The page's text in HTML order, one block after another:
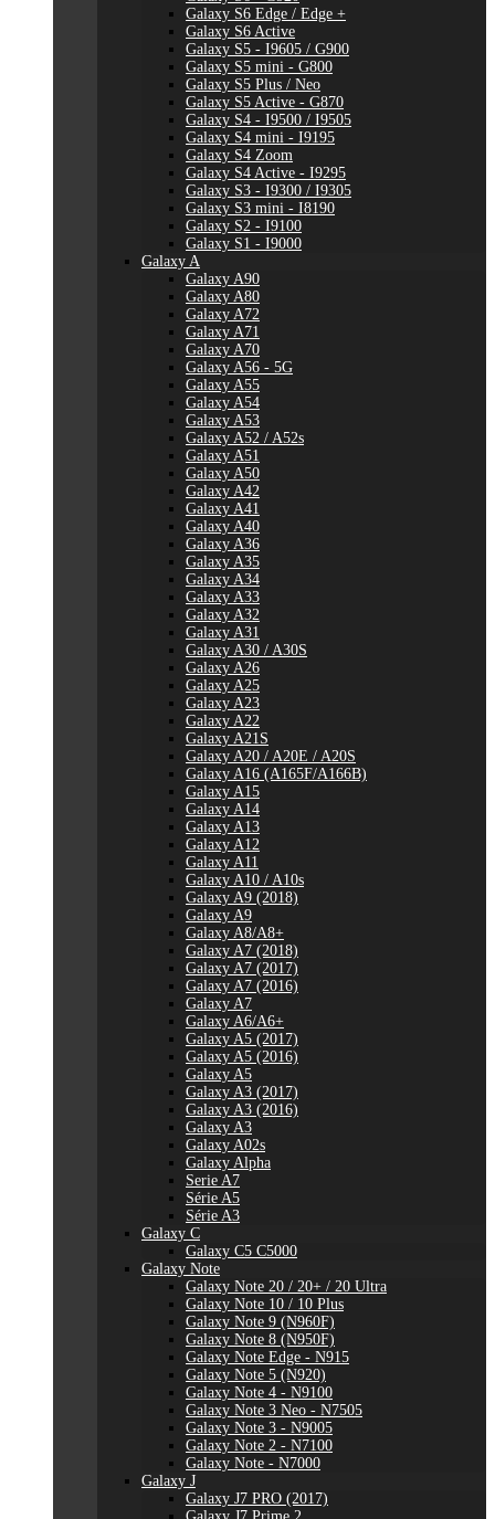
Galaxy S6 Edge / Edge +
Galaxy S6 Active
Galaxy S5 - I9605 / G900
Galaxy S5 mini - G800
Galaxy S5 Plus / Neo
Galaxy S5 Active - G870
Galaxy S4 - I9500 / I9505
Galaxy S4 mini - I9195
Galaxy S4 Zoom
Galaxy S4 Active - I9295
Galaxy S3 - I9300 / I9305
Galaxy S3 mini - I8190
Galaxy S2 - I9100
Galaxy S1 - I9000
Galaxy A
Galaxy A90
Galaxy A80
Galaxy A72
Galaxy A71
Galaxy A70
Galaxy A56 - 5G
Galaxy A55
Galaxy A54
Galaxy A53
Galaxy A52 / A52s
Galaxy A51
Galaxy A50
Galaxy A42
Galaxy A41
Galaxy A40
Galaxy A36
Galaxy A35
Galaxy A34
Galaxy A33
Galaxy A32
Galaxy A31
Galaxy A30 / A30S
Galaxy A26
Galaxy A25
Galaxy A23
Galaxy A22
Galaxy A21S
Galaxy A20 / A20E / A20S
Galaxy A16 (A165F/A166B)
Galaxy A15
Galaxy A14
Galaxy A13
Galaxy A12
Galaxy A11
Galaxy A10 / A10s
Galaxy A9 (2018)
Galaxy A9
Galaxy A8/A8+
Galaxy A7 (2018)
Galaxy A7 (2017)
Galaxy A7 (2016)
Galaxy A7
Galaxy A6/A6+
Galaxy A5 (2017)
Galaxy A5 (2016)
Galaxy A5
Galaxy A3 (2017)
Galaxy A3 (2016)
Galaxy A3
Galaxy A02s
Galaxy Alpha
Serie A7
Série A5
Série A3
Galaxy C
Galaxy C5 C5000
Galaxy Note
Galaxy Note 20 / 20+ / 20 Ultra
Galaxy Note 10 / 10 Plus
Galaxy Note 9 (N960F)
Galaxy Note 8 (N950F)
Galaxy Note Edge - N915
Galaxy Note 5 (N920)
Galaxy Note 4 - N9100
Galaxy Note 3 Neo - N7505
Galaxy Note 3 - N9005
Galaxy Note 2 - N7100
Galaxy Note - N7000
Galaxy J
Galaxy J7 PRO (2017)